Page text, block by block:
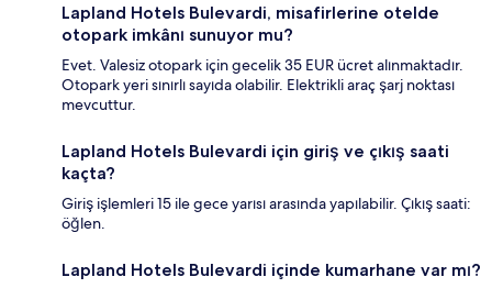
Lapland Hotels Bulevardi, misafirlerine otelde
otopark imkânı sunuyor mu?
Evet. Valesiz otopark için gecelik 35 EUR ücret alınmaktadır.
Otopark yeri sınırlı sayıda olabilir. Elektrikli araç şarj noktası
mevcuttur.
Lapland Hotels Bulevardi için giriş ve çıkış saati
kaçta?
Giriş işlemleri 15 ile gece yarısı arasında yapılabilir. Çıkış saati:
öğlen.
Lapland Hotels Bulevardi içinde kumarhane var mı?